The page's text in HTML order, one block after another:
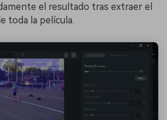
el resultado tras extraer el
toda la película.